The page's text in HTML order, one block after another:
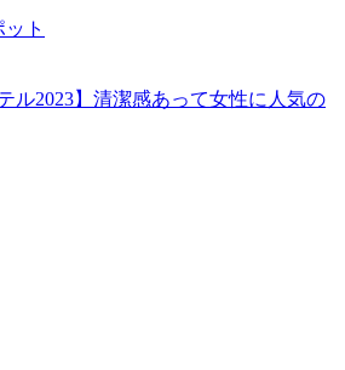
ト
ル2023】清潔感あって女性に人気の